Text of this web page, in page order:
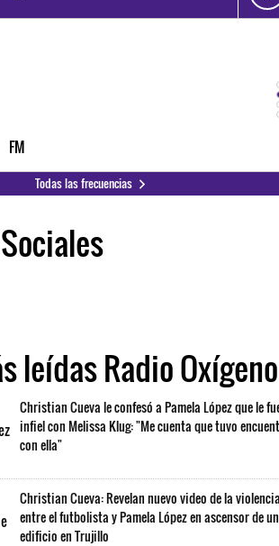
FM
Todas las frecuencias
leídas Radio Oxígeno
Christian Cueva le confesó a Pamela López que le
infiel con Melissa Klug: "Me cuenta que tuvo
con ella"
Christian Cueva: Revelan nuevo video de la
entre el futbolista y Pamela López en ascensor de un
edificio en Trujillo